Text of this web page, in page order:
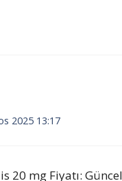
2025 13:17
20 mg Fiyatı: